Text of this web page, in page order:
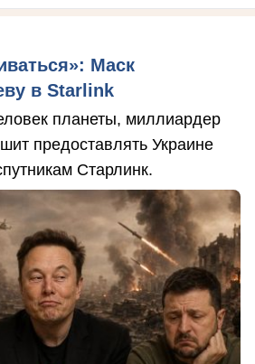
Маск
в Starlink
планеты, миллиардер
предоставлять Украине
Старлинк.